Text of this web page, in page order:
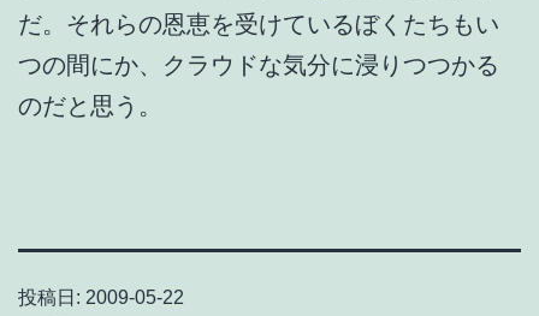
だ。それらの恩恵を受けているぼくたちもい
つの間にか、クラウドな気分に浸りつつかる
のだと思う。
投稿日: 2009-05-22